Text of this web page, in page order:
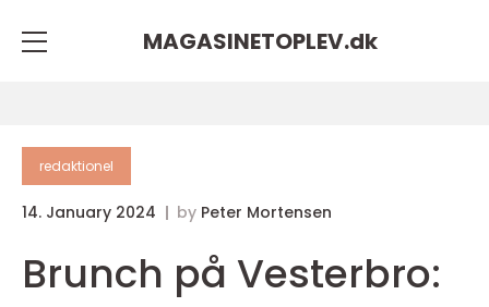
MAGASINETOPLEV.dk
redaktionel
14. January 2024 by Peter Mortensen
Brunch på Vesterbro: